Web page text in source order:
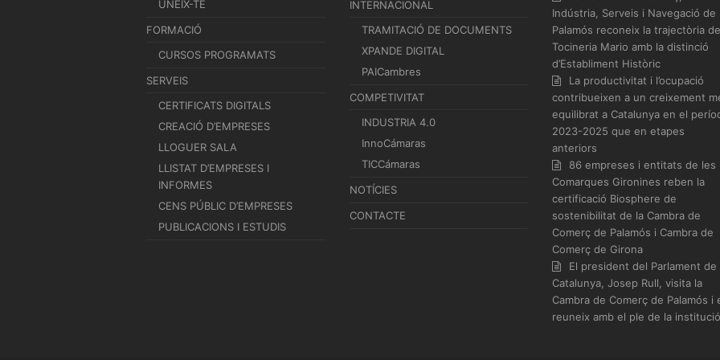
UNEIX-TE
FORMACIÓ
CURSOS PROGRAMATS
SERVEIS
CERTIFICATS DIGITALS
CREACIÓ D’EMPRESES
LLOGUER SALA
LLISTAT D’EMPRESES I
INFORMES
CENS PÚBLIC D’EMPRESES
PUBLICACIONS I ESTUDIS
INTERNACIONAL
TRAMITACIÓ DE DOCUMENTS
XPANDE DIGITAL
PAICambres
COMPETIVITAT
INDUSTRIA 4.0
InnoCámaras
TICCámaras
NOTÍCIES
CONTACTE
Indústria, Serveis i Navegació de
Palamós reconeix la trajectòria de
Tocineria Mario amb la distinció
d’Establiment Històric
La productivitat i l’ocupació
contribueixen a un creixement
equilibrat a Catalunya en el
2023-2025 que en etapes
anteriors
86 empreses i entitats de les
Comarques Gironines reben la
certificació Biosphere de
sostenibilitat de la Cambra de
Comerç de Palamós i Cambra de
Comerç de Girona
El president del Parlament de
Catalunya, Josep Rull, visita la
Cambra de Comerç de Palamós i
reuneix amb el ple de la institució